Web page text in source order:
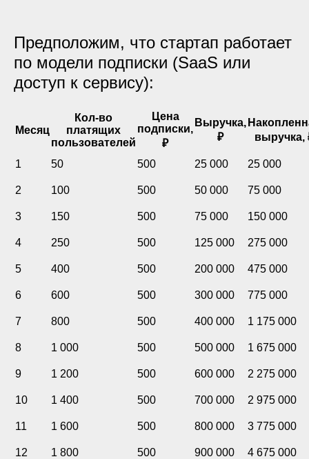
Предположим, что стартап работает
по модели подписки (SaaS или
доступ к сервису):
Месяц
Кол-во
платящих
пользователей
Цена
подписки,
₽
Выручка,
₽
выручка,
1 50 500 25 000 25 000
2 100 500 50 000 75 000
3 150 500 75 000 150 000
4 250 500 125 000 275 000
5 400 500 200 000 475 000
6 600 500 300 000 775 000
7 800 500 400 000 1 175 000
8 1 000 500 500 000 1 675 000
9 1 200 500 600 000 2 275 000
10 1 400 500 700 000 2 975 000
11 1 600 500 800 000 3 775 000
12 1 800 500 900 000 4 675 000